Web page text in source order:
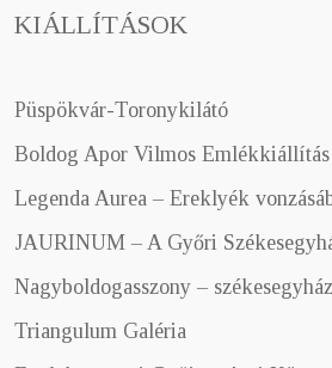
KIÁLLÍTÁSOK
Püspökvár-Toronykilátó
Boldog Apor Vilmos Emlékkiállítás
Legenda Aurea – Ereklyék
JAURINUM – A Győri
Nagyboldogasszony – székesegyház
Triangulum Galéria